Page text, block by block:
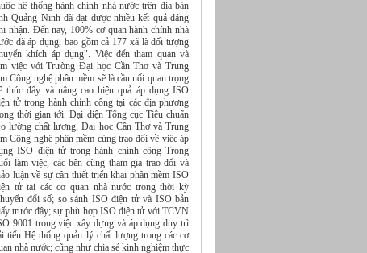
hệ thống hành chính nhà nước trên địa bàn
Quảng Ninh đã đạt được nhiều kết quả đáng
nhận. Đến nay, 100% cơ quan hành chính nhà
đã áp dụng, bao gồm cả 177 xã là đối tượng
khích áp dụng". Việc đến tham quan và
việc với Trường Đại học Cần Thơ và Trung
Công nghệ phần mềm sẽ là cầu nối quan trọng
thúc đẩy và nâng cao hiệu quả áp dụng ISO
tử trong hành chính công tại các địa phương
thời gian tới. Đại diện Tổng cục Tiêu chuẩn
lường chất lượng, Đại học Cần Thơ và Trung
Công nghệ phần mềm cùng trao đổi về việc áp
ISO điện tử trong hành chính công Trong
làm việc, các bên cùng tham gia trao đổi và
luận về sự cần thiết triển khai phần mềm ISO
tử tại các cơ quan nhà nước trong thời kỳ
đổi số; so sánh ISO điện tử và ISO bản
trước đây; sự phù hợp ISO điện tử với TCVN
9001 trong việc xây dựng và áp dụng duy trì
tiến Hệ thống quản lý chất lượng trong các cơ
nhà nước; cũng như chia sẻ kinh nghiệm thực